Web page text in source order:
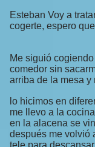
Esteban Voy a
cogerte, espero
Me siguió
comedor sin
arriba de la mesa y
lo hicimos en
me llevo a la
en la alacena se
después me volvió
tele para